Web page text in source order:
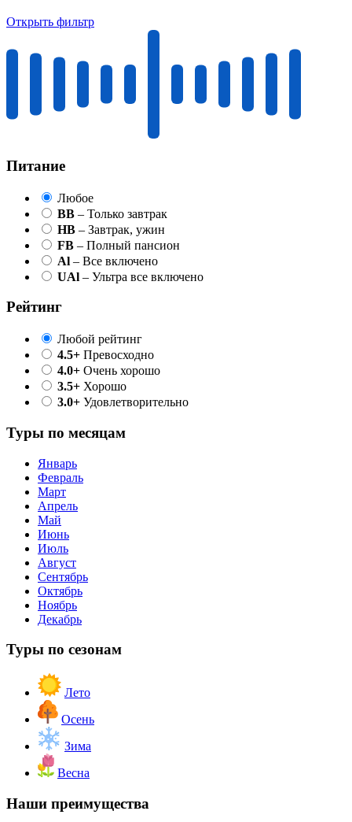
Открыть фильтр
Питание
Любое
BB – Только завтрак
HB – Завтрак, ужин
FB – Полный пансион
Al – Все включено
UAl – Ультра все включено
Рейтинг
Любой рейтинг
4.5+ Превосходно
4.0+ Очень хорошо
3.5+ Хорошо
3.0+ Удовлетворительно
Туры по месяцам
Январь
Февраль
Март
Апрель
Май
Июнь
Июль
Август
Сентябрь
Октябрь
Ноябрь
Декабрь
Туры по сезонам
Лето
Осень
Зима
Весна
Наши преимущества